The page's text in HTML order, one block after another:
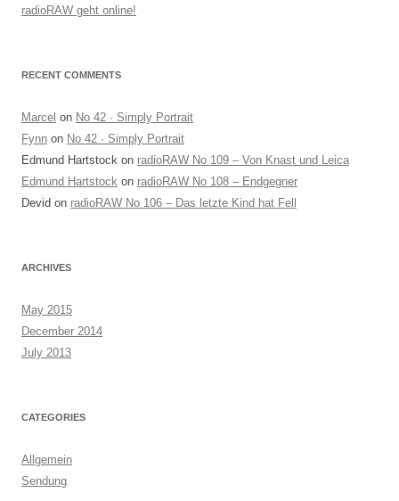
radioRAW geht online!
RECENT COMMENTS
Marcel on No 42 · Simply Portrait
Fynn on No 42 · Simply Portrait
Edmund Hartstock on radioRAW No 109 – Von Knast und Leica
Edmund Hartstock on radioRAW No 108 – Endgegner
Devid on radioRAW No 106 – Das letzte Kind hat Fell
ARCHIVES
May 2015
December 2014
July 2013
CATEGORIES
Allgemein
Sendung